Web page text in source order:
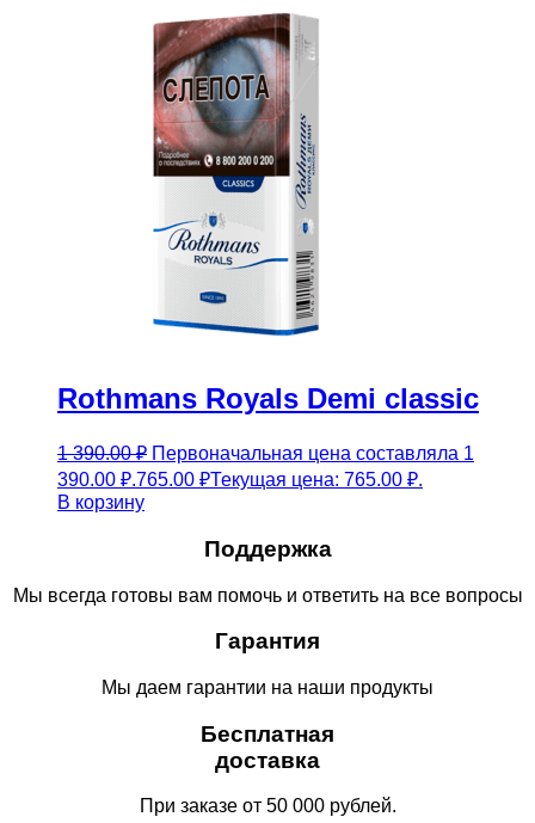
Rothmans Royals Demi classic
1 390.00₽ Первоначальная цена составляла 1
390.00 ₽.765.00 ₽Текущая цена: 765.00 ₽.
В корзину
Поддержка
Мы всегда готовы вам помочь и ответить на все вопросы
Гарантия
Мы даем гарантии на наши продукты
Бесплатная
доставка
При заказе от 50 000 рублей.